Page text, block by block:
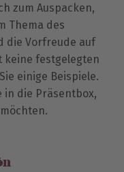
zum Auspacken,
Thema des
die Vorfreude auf
keine festgelegten
einige Beispiele.
in die Präsentbox,